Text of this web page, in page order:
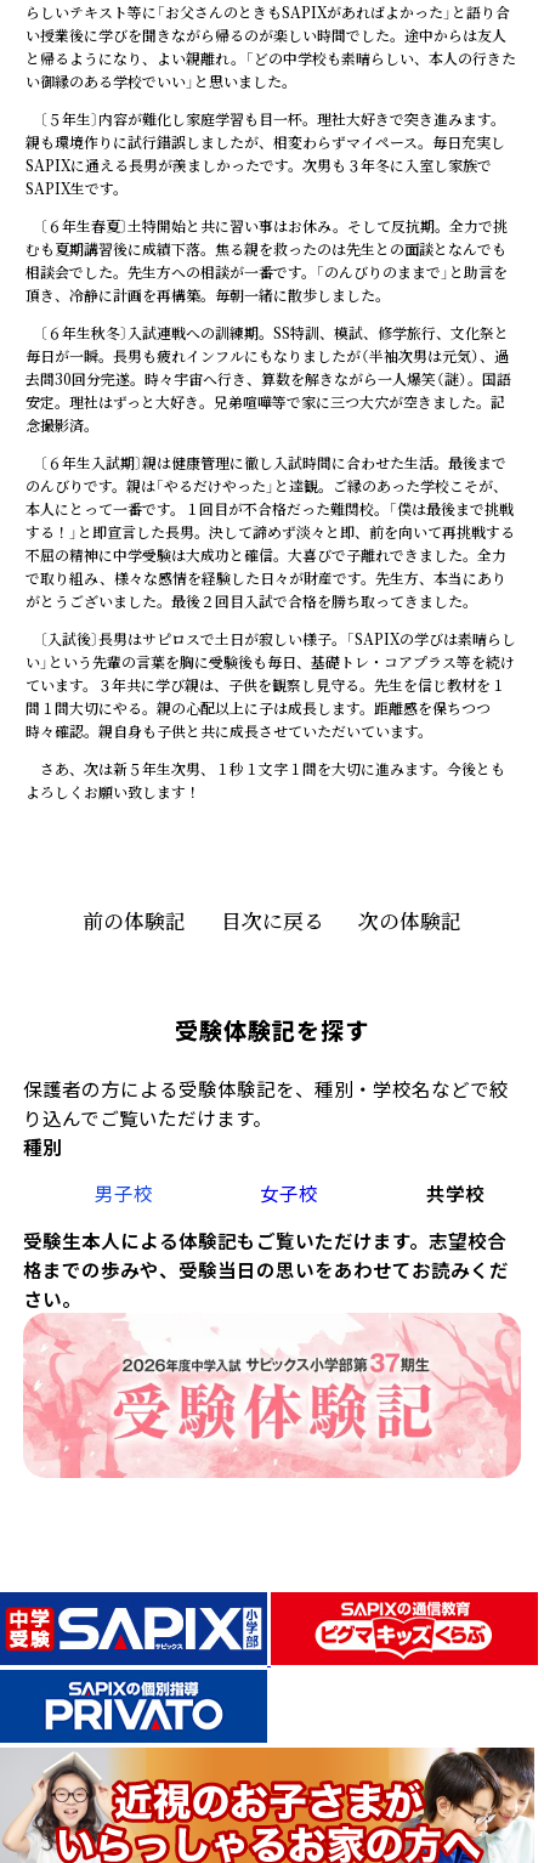
受験体験記を探す
保護者の方による受験体験記を、種別・学校名などで絞
り込んでご覧いただけます。
種別
男子校
女子校
共学校
受験生本人による体験記もご覧いただけます。志望校合
格までの歩みや、受験当日の思いをあわせてお読みくだ
さい。
らしいテキスト等に「お父さんのときもSAPIXがあればよかった」と語り合
い授業後に学びを聞きながら帰るのが楽しい時間でした。途中からは友人
と帰るようになり、よい親離れ。「どの中学校も素晴らしい、本人の行きた
い御縁のある学校でいい」と思いました。
〔５年生〕内容が難化し家庭学習も目一杯。理社大好きで突き進みます。
親も環境作りに試行錯誤しましたが、相変わらずマイペース。毎日充実し
SAPIXに通える長男が羨ましかったです。次男も３年冬に入室し家族で
SAPIX生です。
〔６年生春夏〕土特開始と共に習い事はお休み。そして反抗期。全力で挑
むも夏期講習後に成績下落。焦る親を救ったのは先生との面談となんでも
相談会でした。先生方への相談が一番です。「のんびりのままで」と助言を
頂き、冷静に計画を再構築。毎朝一緒に散歩しました。
〔６年生秋冬〕入試連戦への訓練期。SS特訓、模試、修学旅行、文化祭と
毎日が一瞬。長男も疲れインフルにもなりましたが（半袖次男は元気）、過
去問30回分完遂。時々宇宙へ行き、算数を解きながら一人爆笑（謎）。国語
安定。理社はずっと大好き。兄弟喧嘩等で家に三つ大穴が空きました。記
念撮影済。
〔６年生入試期〕親は健康管理に徹し入試時間に合わせた生活。最後まで
のんびりです。親は「やるだけやった」と達観。ご縁のあった学校こそが、
本人にとって一番です。１回目が不合格だった難関校。「僕は最後まで挑戦
する！」と即宣言した長男。決して諦めず淡々と即、前を向いて再挑戦する
不屈の精神に中学受験は大成功と確信。大喜びで子離れできました。全力
で取り組み、様々な感情を経験した日々が財産です。先生方、本当にあり
がとうございました。最後２回目入試で合格を勝ち取ってきました。
〔入試後〕長男はサピロスで土日が寂しい様子。「SAPIXの学びは素晴らし
い」という先輩の言葉を胸に受験後も毎日、基礎トレ・コアプラス等を続け
ています。３年共に学び親は、子供を観察し見守る。先生を信じ教材を１
問１問大切にやる。親の心配以上に子は成長します。距離感を保ちつつ
時々確認。親自身も子供と共に成長させていただいています。
さあ、次は新５年生次男、１秒１文字１問を大切に進みます。今後とも
よろしくお願い致します！
前の体験記 目次に戻る 次の体験記